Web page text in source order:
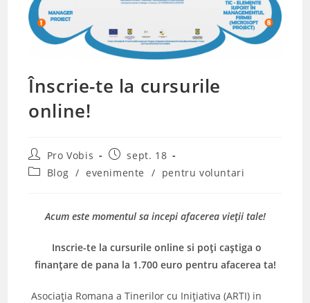
Înscrie-te la cursurile
online!
Post
author:
Pro Vobis
Post
published:
sept. 18
PostBlog / evenimente / pentru voluntari
Acum este momentul sa incepi afacerea vieţii tale!
Inscrie-te la cursurile online si poţi caştiga o
finanţare de pana la 1.700 euro pentru afacerea ta!
Asociaţia Romana a Tinerilor cu Iniţiativa (ARTI) in